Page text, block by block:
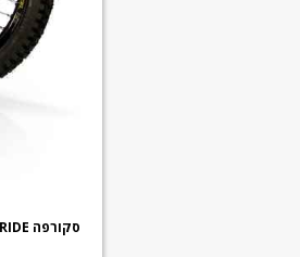
סקורפה T-RIDE: המציא נישה